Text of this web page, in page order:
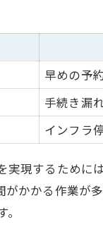
イント
表
順
ア
法
備
早めの予
手続き漏
インフラ
実現するため
かかる作業が